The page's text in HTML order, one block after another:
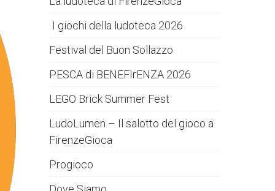
I giochi della ludoteca 2026
Festival del Buon Sollazzo
PESCA di BENEFIrENZA 2026
LEGO Brick Summer Fest
LudoLumen – Il salotto del gioco a
FirenzeGioca
Progioco